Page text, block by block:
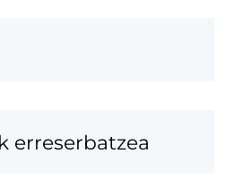
erreserbatzea